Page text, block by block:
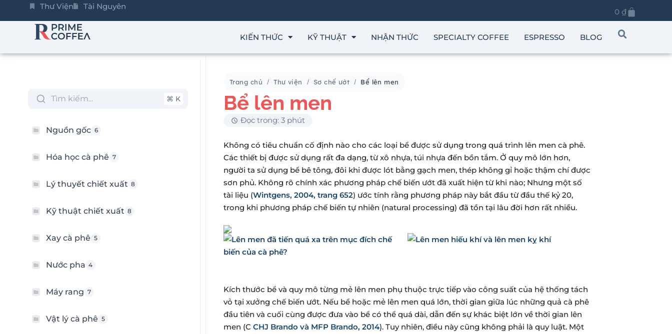
Thư Viện Tài Nguyên
0 ₫
KIẾN THỨC KỸ THUẬT NHẬN THỨC SPECIALTY COFFEE ESPRESSO BLOG
Tìm kiếm... ⌘ K
Nguồn gốc 6
Hóa học cà phê 7
Lý thuyết chiết xuất 8
Kỹ thuật chiết xuất 8
Xay cà phê 5
Nước pha 4
Máy rang 7
Vật lý cà phê 5
Trang chủ Thư viện Sơ chế ướt Bể lên men
Bể lên men
Đọc trong: 3 phút
Không có tiêu chuẩn cố định nào cho các loại bể được sử dụng trong quá trình lên men cà phê.
Các thiết bị được sử dụng rất đa dạng, từ xô nhựa, túi nhựa đến bồn tắm. Ở quy mô lớn hơn,
người ta sử dụng bể bê tông, đôi khi được lót bằng gạch men, thép không gỉ hoặc thậm chí được
sơn phủ. Không rõ chính xác phương pháp chế biến ướt đã xuất hiện từ khi nào; Nhưng một số
tài liệu (Wintgens, 2004, trang 652) ước tính rằng phương pháp này bắt đầu từ đầu thế kỷ 20,
trong khi phương pháp chế biến tự nhiên (natural processing) đã tồn tại lâu đời hơn rất nhiều.
Kích thước bể và quy mô từng mẻ lên men phụ thuộc trực tiếp vào công suất của hệ thống tách
vỏ tại xưởng chế biến ướt. Nếu bể hoặc mẻ lên men quá lớn, thời gian giữa lúc những quả cà phê
đầu tiên và cuối cùng được đưa vào bể có thể quá dài, dẫn đến sự khác biệt lớn về thời gian lên
men (C CHJ Brando và MFP Brando, 2014). Tuy nhiên, điều này cũng không phải là quy luật. Một